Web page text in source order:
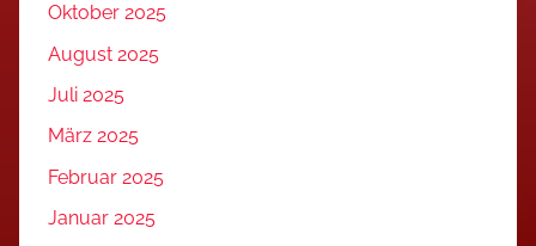
Oktober 2025
August 2025
Juli 2025
März 2025
Februar 2025
Januar 2025